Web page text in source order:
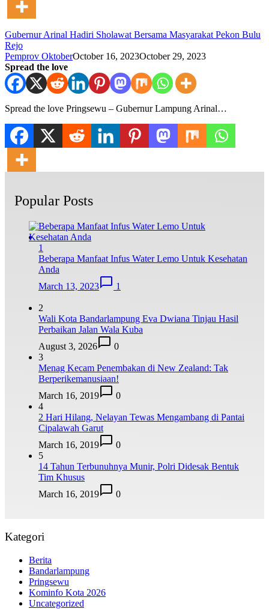
Gubernur Arinal Hadiri Sholawat Bersama Masyarakat Pekon Bulu
Rejo
Pemprov OktoberOctober 16, 2023October 29, 2023
Spread the love
Spread the love Pringsewu – Gubernur Lampung Arinal…
Popular Posts
1
Beberapa Manfaat Infus Water Lemo Untuk Kesehatan
Anda
March 13, 2023
1
2
Wali Kota Bandarlampung Eva Dwiana Tinjau Hasil
Perbaikan Jalan Wala Kuba
August 3, 2026
0
3
Menag Kecam Penembakan di New Zealand: Tak
Berperikemanusiaan!
March 16, 2019
0
4
2 Hari Hilang, Nelayan Tewas Mengambang di Pantai
Cipalawah Garut
March 16, 2019
0
5
14 Tahun Terbunuhnya Munir, Polri Didesak Bentuk
Tim Khusus
March 16, 2019
0
Kategori
Berita
Bandarlampung
Pringsewu
Kominfo Kota 2026
Uncategorized